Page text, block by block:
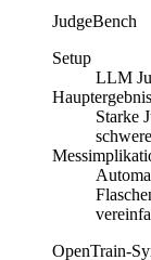
JudgeBench
Setup
LLM
Hauptergebnis
Starke
OpenTrain-